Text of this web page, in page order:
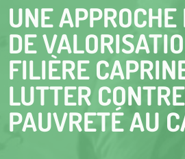
UNE
DE
FILIÈRE
LUTTER
PAUVRETÉ AU